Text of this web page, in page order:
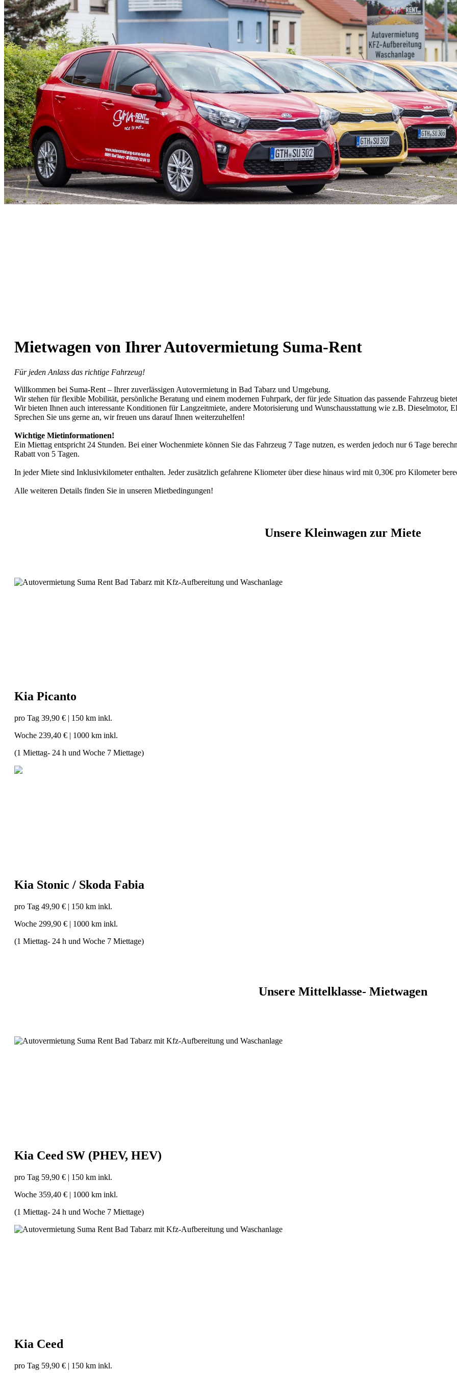
Mietwagen von Ihrer Autovermietung Suma-Rent
Für jeden Anlass das richtige Fahrzeug!
Willkommen bei Suma-Rent – Ihrer zuverlässigen Autovermietung in Bad Tabarz und Umgebung.
Wir stehen für flexible Mobilität, persönliche Beratung und einem modernen Fuhrpark, der für jede Situation das passende Fahrzeug
Wir bieten Ihnen auch interessante Konditionen für Langzeitmiete, andere Motorisierung und Wunschausstattung wie z.B. Dieselmotor,
Sprechen Sie uns gerne an, wir freuen uns darauf Ihnen weiterzuhelfen!
Wichtige Mietinformationen!
Ein Miettag entspricht 24 Stunden. Bei einer Wochenmiete können Sie das Fahrzeug 7 Tage nutzen, es werden jedoch nur 6 Tage
Rabatt von 5 Tagen.
In jeder Miete sind Inklusivkilometer enthalten. Jeder zusätzlich gefahrene Kliometer über diese hinaus wird mit 0,30€ pro Kilometer
Alle weiteren Details finden Sie in unseren Mietbedingungen!
Unsere Kleinwagen zur Miete
Kia Picanto
pro Tag 39,90 € | 150 km inkl.
Woche 239,40 € | 1000 km inkl.
(1 Miettag- 24 h und Woche 7 Miettage)
Kia Stonic / Skoda Fabia
pro Tag 49,90 € | 150 km inkl.
Woche 299,90 € | 1000 km inkl.
(1 Miettag- 24 h und Woche 7 Miettage)
Unsere Mittelklasse- Mietwagen
Kia Ceed SW (PHEV, HEV)
pro Tag 59,90 € | 150 km inkl.
Woche 359,40 € | 1000 km inkl.
(1 Miettag- 24 h und Woche 7 Miettage)
Kia Ceed
pro Tag 59,90 € | 150 km inkl.